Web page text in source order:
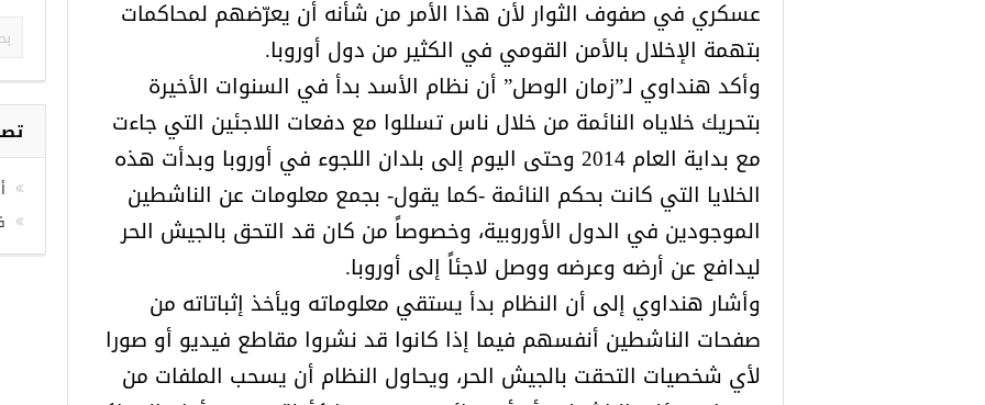
عسكري في صفوف الثوار لأن هذا الأمر من شأنه أن يعرّضهم لمحاكمات
بتهمة الإخلال بالأمن القومي في الكثير من دول أوروبا.
وأكد هنداوي لـ”زمان الوصل” أن نظام الأسد بدأ في السنوات الأخيرة
بتحريك خلاياه النائمة من خلال ناس تسللوا مع دفعات اللاجئين التي جاءت
مع بداية العام 2014 وحتى اليوم إلى بلدان اللجوء في أوروبا وبدأت هذه
الخلايا التي كانت بحكم النائمة -كما يقول- بجمع معلومات عن الناشطين
الموجودين في الدول الأوروبية، وخصوصاً من كان قد التحق بالجيش الحر
ليدافع عن أرضه وعرضه ووصل لاجئاً إلى أوروبا.
وأشار هنداوي إلى أن النظام بدأ يستقي معلوماته ويأخذ إثباتاته من
صفحات الناشطين أنفسهم فيما إذا كانوا قد نشروا مقاطع فيديو أو صورا
لأي شخصيات التحقت بالجيش الحر، ويحاول النظام أن يسحب الملفات من